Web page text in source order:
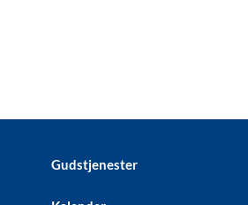
Gudstjenester